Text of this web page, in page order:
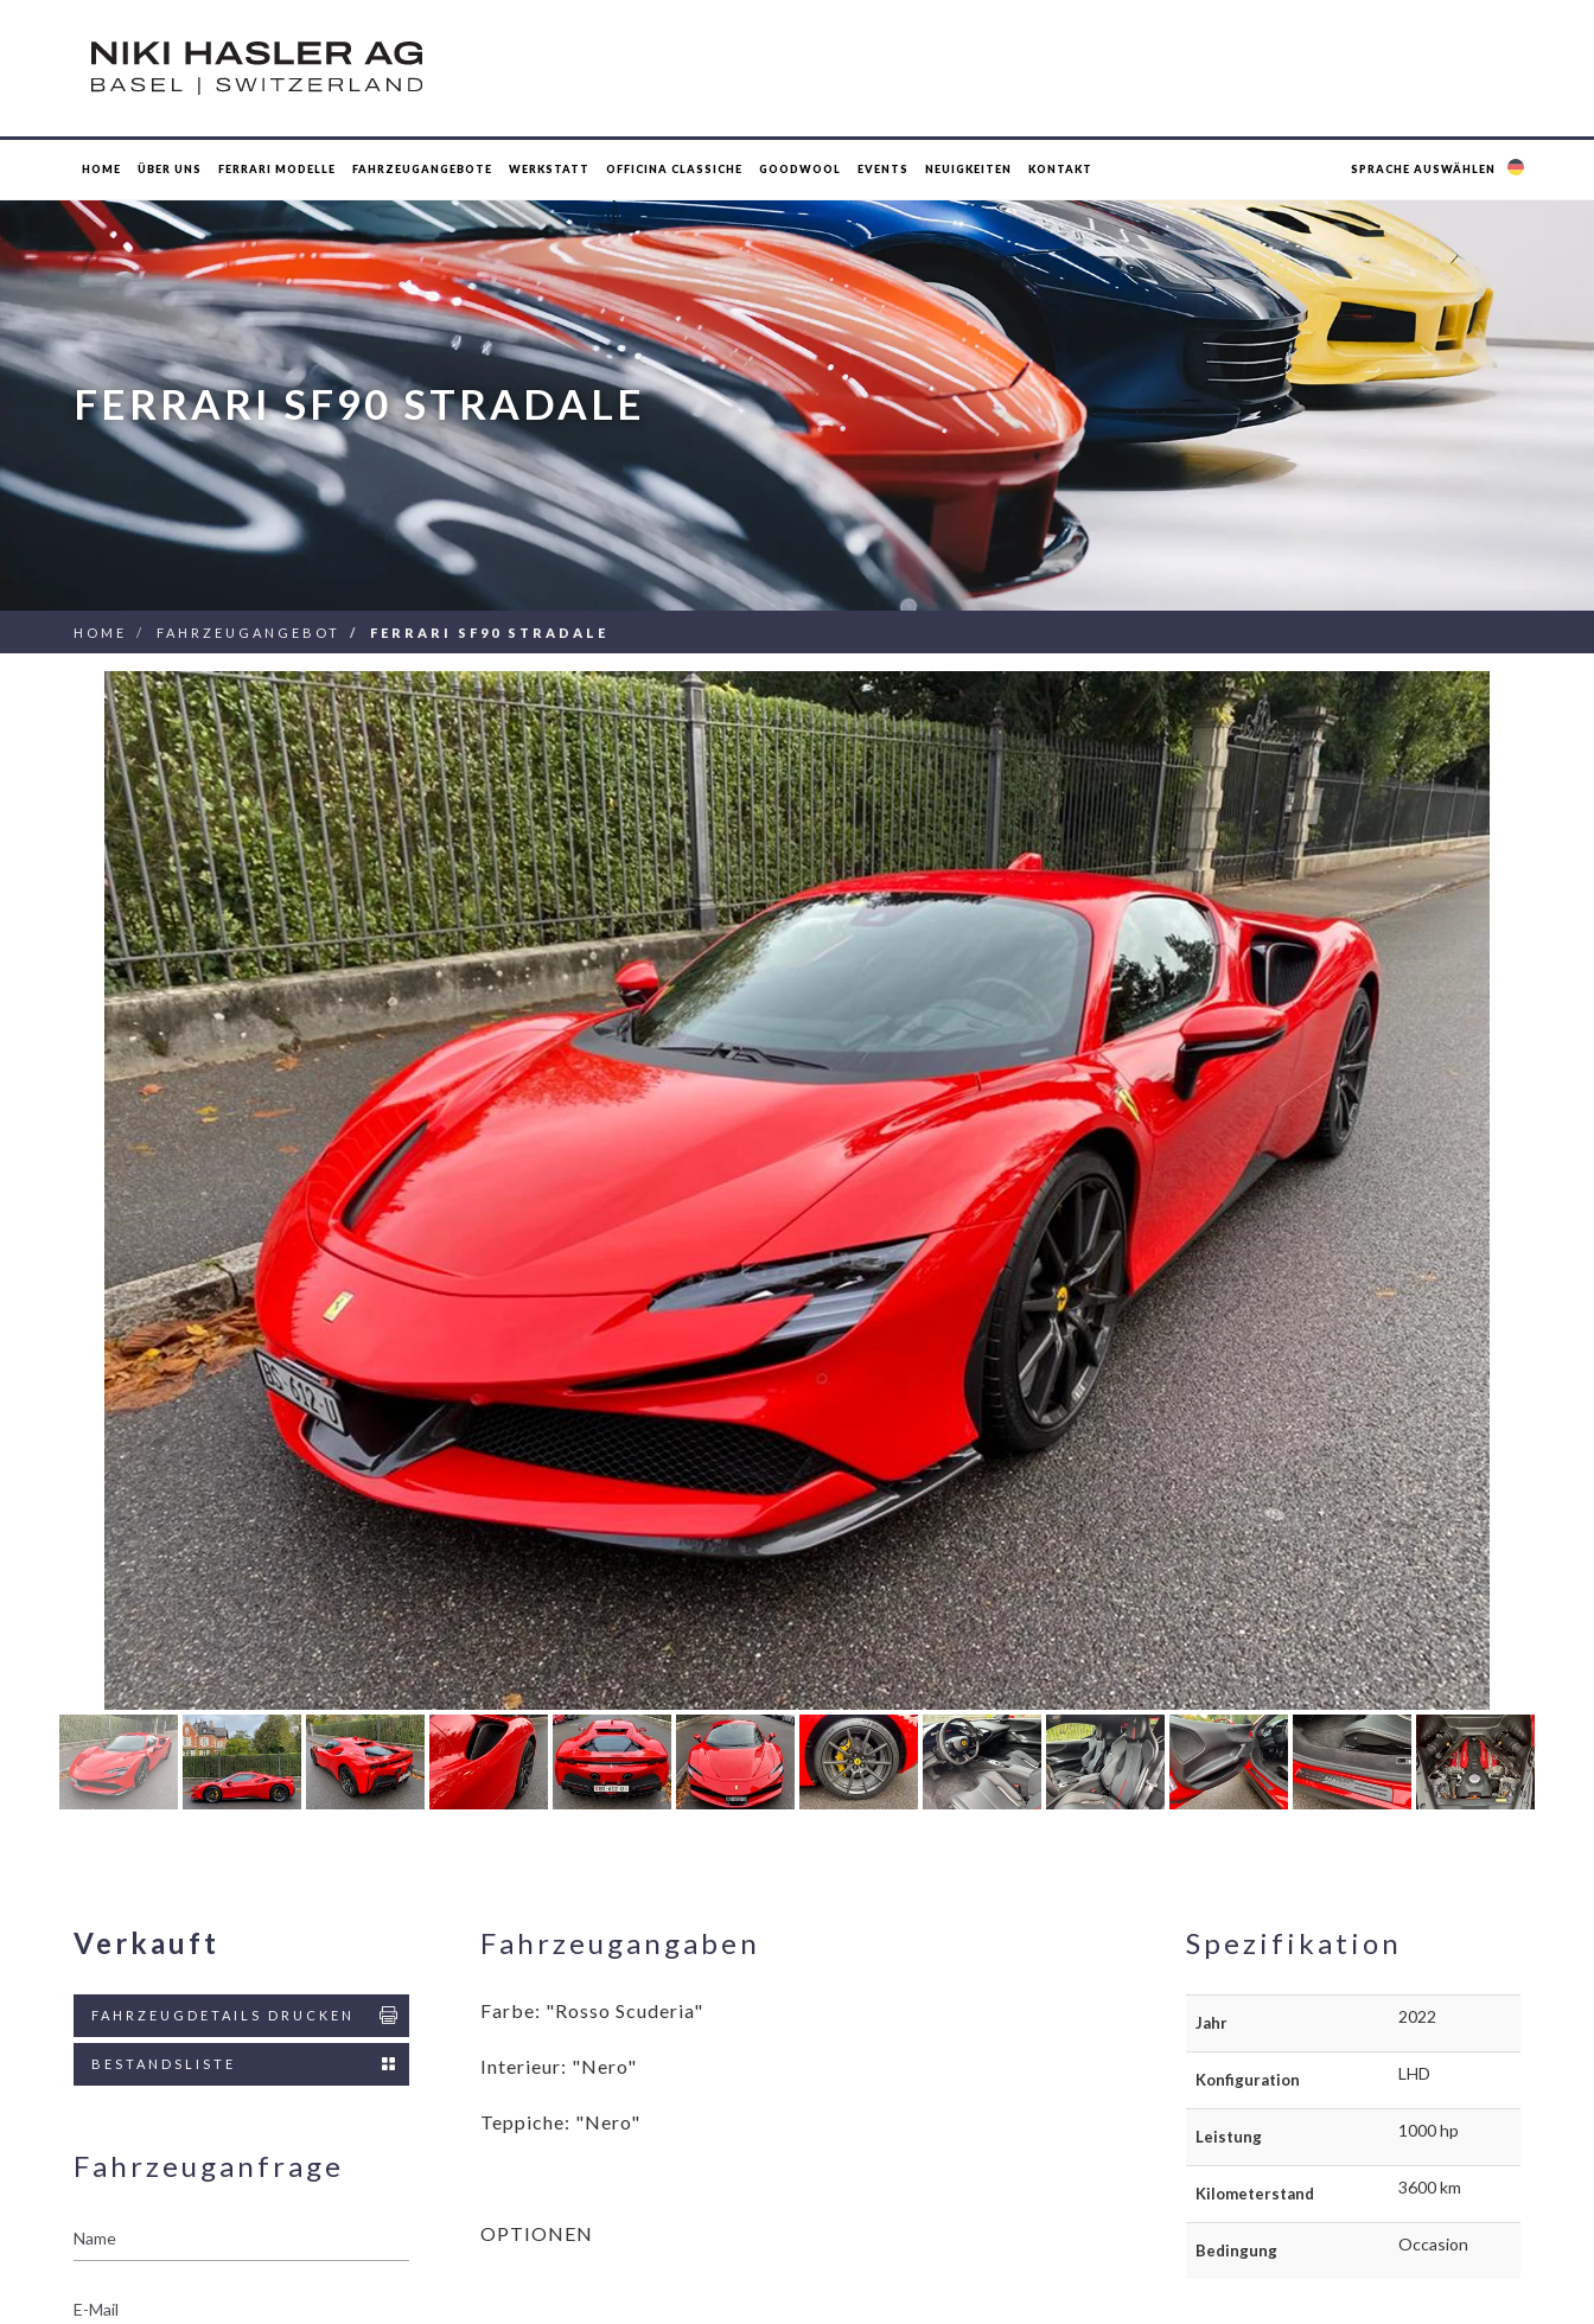
HOME ÜBER UNS FERRARI MODELLE FAHRZEUGANGEBOTE WERKSTATT OFFICINA CLASSICHE GOODWOOL EVENTS NEUIGKEITEN KONTAKT SPRACHE AUSWÄHLEN
FERRARI SF90 STRADALE
HOME FAHRZEUGANGEBOT FERRARI SF90 STRADALE
Verkauft
FAHRZEUGDETAILS DRUCKEN
BESTANDSLISTE
Fahrzeuganfrage
Fahrzeugangaben
Farbe: "Rosso Scuderia"
Interieur: "Nero"
Teppiche: "Nero"
OPTIONEN
Spezifikation
Jahr 2022
Konfiguration LHD
Leistung 1000 hp
Kilometerstand 3600 km
Bedingung Occasion